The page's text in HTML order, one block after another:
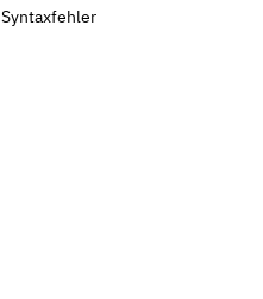
Syntaxfehler